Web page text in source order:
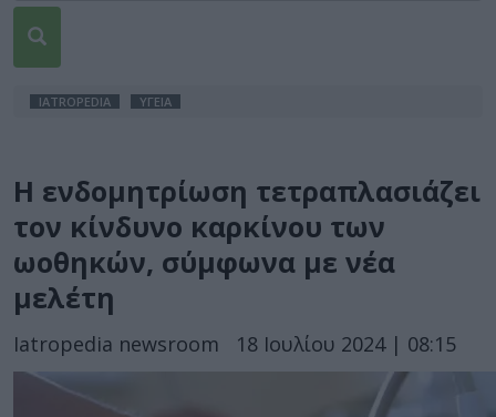
IATROPEDIA ΥΓΕΙΑ
Η ενδομητρίωση τετραπλασιάζει
τον κίνδυνο καρκίνου των
ωοθηκών, σύμφωνα με νέα
μελέτη
Iatropedia newsroom 18 Ιουλίου 2024 | 08:15